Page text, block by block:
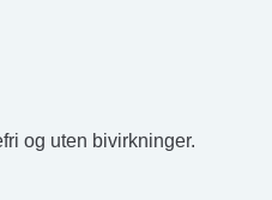
og uten bivirkninger.